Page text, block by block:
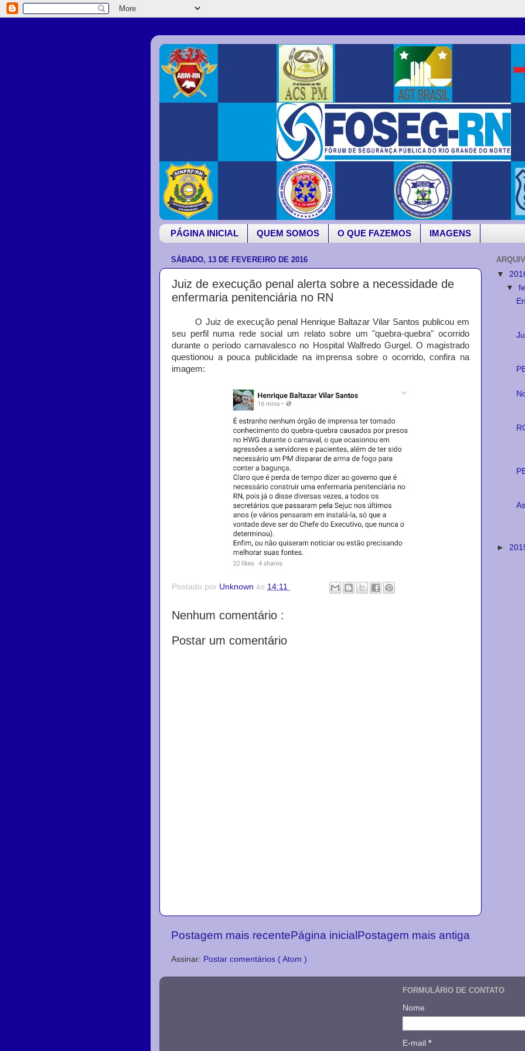
PÁGINA INICIAL QUEM SOMOS O QUE FAZEMOS IMAGENS
SÁBADO, 13 DE FEVEREIRO DE 2016
Juiz de execução penal alerta sobre a necessidade de
enfermaria penitenciária no RN
O Juiz de execução penal Henrique Baltazar Vilar Santos publicou em
seu perfil numa rede social um relato sobre um "quebra-quebra" ocorrido
durante o período carnavalesco no Hospital Walfredo Gurgel. O magistrado
questionou a pouca publicidade na imprensa sobre o ocorrido, confira na
imagem:
Postado por Unknown às 14:11
Nenhum comentário :
Postar um comentário
Postagem mais recente Postagem mais antiga
Página inicial
Assinar: Postar comentários ( Atom )
▼
▼
►
FORMULÁRIO DE CONTATO
Nome
E-mail *